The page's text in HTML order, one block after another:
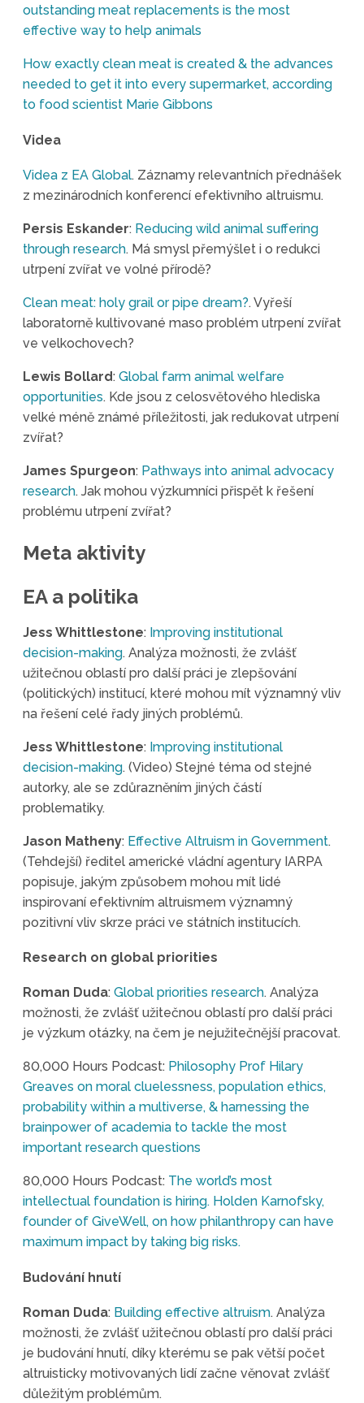
outstanding meat replacements is the most
effective way to help animals
How exactly clean meat is created & the advances
needed to get it into every supermarket, according
to food scientist Marie Gibbons
Videa
Videa z EA Global. Záznamy relevantních přednášek
z mezinárodních konferencí efektivního altruismu.
Persis Eskander: Reducing wild animal suffering
through research. Má smysl přemýšlet i o redukci
utrpení zvířat ve volné přírodě?
Clean meat: holy grail or pipe dream?. Vyřeší
laboratorně kultivované maso problém utrpení zvířat
ve velkochovech?
Lewis Bollard: Global farm animal welfare
opportunities. Kde jsou z celosvětového hlediska
velké méně známé příležitosti, jak redukovat utrpení
zvířat?
James Spurgeon: Pathways into animal advocacy
research. Jak mohou výzkumníci přispět k řešení
problému utrpení zvířat?
Meta aktivity
EA a politika
Jess Whittlestone: Improving institutional
decision-making. Analýza možnosti, že zvlášť
užitečnou oblastí pro další práci je zlepšování
(politických) institucí, které mohou mít významný vliv
na řešení celé řady jiných problémů.
Jess Whittlestone: Improving institutional
decision-making. (Video) Stejné téma od stejné
autorky, ale se zdůrazněním jiných částí
problematiky.
Jason Matheny: Effective Altruism in Government.
(Tehdejší) ředitel americké vládní agentury IARPA
popisuje, jakým způsobem mohou mít lidé
inspirovaní efektivním altruismem významný
pozitivní vliv skrze práci ve státních institucích.
Research on global priorities
Roman Duda: Global priorities research. Analýza
možnosti, že zvlášť užitečnou oblastí pro další práci
je výzkum otázky, na čem je nejužitečnější pracovat.
80,000 Hours Podcast: Philosophy Prof Hilary
Greaves on moral cluelessness, population ethics,
probability within a multiverse, & harnessing the
brainpower of academia to tackle the most
important research questions
80,000 Hours Podcast: The world’s most
intellectual foundation is hiring. Holden Karnofsky,
founder of GiveWell, on how philanthropy can have
maximum impact by taking big risks.
Budování hnutí
Roman Duda: Building effective altruism. Analýza
možnosti, že zvlášť užitečnou oblastí pro další práci
je budování hnutí, díky kterému se pak větší počet
altruisticky motivovaných lidí začne věnovat zvlášť
důležitým problémům.